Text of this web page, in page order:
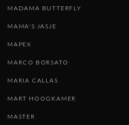
MADAMA BUTTERFLY
MAMA'S JASJE
MAPEX
MARCO BORSATO
MARIA CALLAS
MART HOOGKAMER
MASTER